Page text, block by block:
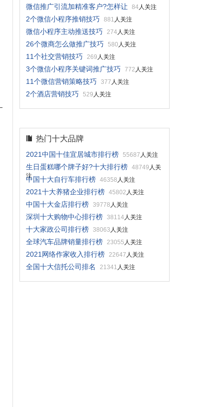
微信推广引流加精准客户?怎样让 84 人关注
2个微信小程序推销技巧 881 人关注
微信小程序主动推送技巧 274 人关注
26个微商怎么做推广技巧 580 人关注
11个社交营销技巧 269 人关注
3个微信小程序关键词推广技巧 772 人关注
11个微信营销策略技巧 377 人关注
2个酒店营销技巧 529 人关注
热门十大品牌
2021中国十佳宜居城市排行榜 55687 人关注
生日蛋糕哪个牌子好?十大排行榜 48749 人关
注
中国十大自行车排行榜 46358 人关注
2021十大养猪企业排行榜 45802 人关注
中国十大金店排行榜 39778 人关注
深圳十大购物中心排行榜 38114 人关注
十大家政公司排行榜 38063 人关注
全球汽车品牌销量排行榜 23055 人关注
2021网络作家收入排行榜 22647 人关注
全国十大信托公司排名 21341 人关注